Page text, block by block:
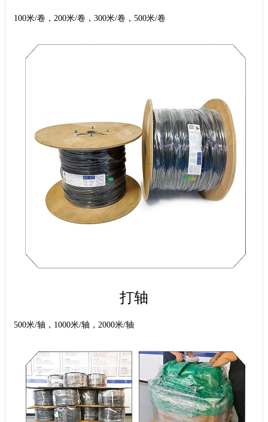
100米/卷，200米/卷，300米/卷，500米/卷
打轴
500米/轴，1000米/轴，2000米/轴